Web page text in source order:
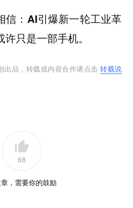
： AI引爆新一轮工业革
只是一部手机。
出品，转载或内容合作请点击转载说
68
，需要你的鼓励